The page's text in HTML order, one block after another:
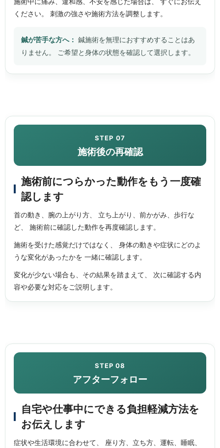
ください。 刺激の強さや施術方法を調整します。
鍼が苦手な方へ： 鍼施術を無理におすすめすることはあ
りません。 ご希望と身体の状態を確認して選択します。
STEP 07
施術後の再確認
施術前につらかった動作をもう一度確
認します
首の動き、腕の上がり方、 立ち上がり、前かがみ、歩行な
ど、 施術前に確認した動作を再度確認します。
施術を受けた感覚だけではなく、 身体の動きや症状にどのよ
うな変化があったかを 一緒に確認します。
変化が少ない場合も、その結果を踏まえて、 次に確認する内
容や必要な対応をご説明します。
STEP 08
アフターフォロー
自宅や仕事中にできる負担軽減方法を
お伝えします
症状や生活環境に合わせて、 座り方、立ち方、運転、睡眠、